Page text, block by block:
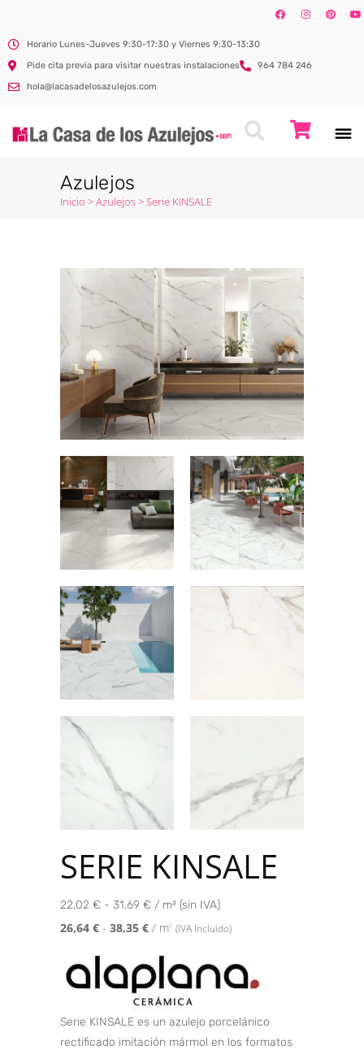
Horario Lunes-Jueves 9:30-17:30 y Viernes 9:30-13:30
Pide cita previa para visitar nuestras instalaciones
964 784 246
hola@lacasadelosazulejos.com
Azulejos
Inicio >Azulejos>Serie KINSALE
SERIE KINSALE
22,02 € - 31,69 € / m² (sin IVA)
26,64 € - 38,35 € / m2 (IVA Incluido)
Serie KINSALE es un azulejo porcelánico
rectificado imitación mármol en los formatos